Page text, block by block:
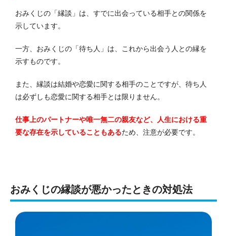
おみくじの「縁談」は、すでに出会っている相手との関係を
示しています。
一方、おみくじの「待ち人」は、これから出会う人との縁を
示すものです。
また、縁談は結婚や恋愛に関する相手のことですが、待ち人
は必ずしも恋愛に関する相手とは限りません。
仕事上のパートナーや唯一無二の親友など、人生における重
要な存在を示していることもあるため、注意が必要です。
おみくじの縁談が悪かったときの対処法